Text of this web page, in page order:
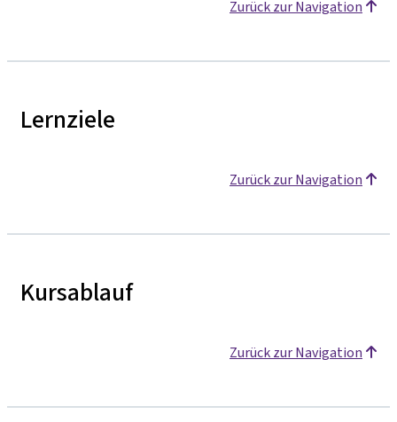
Zurück zur Navigation
Lernziele
Zurück zur Navigation
Kursablauf
Zurück zur Navigation